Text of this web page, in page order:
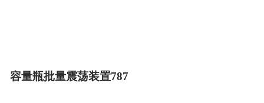
容量瓶批量震荡装置787